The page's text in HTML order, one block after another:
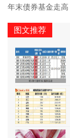
年末债券基金走高
图文推荐